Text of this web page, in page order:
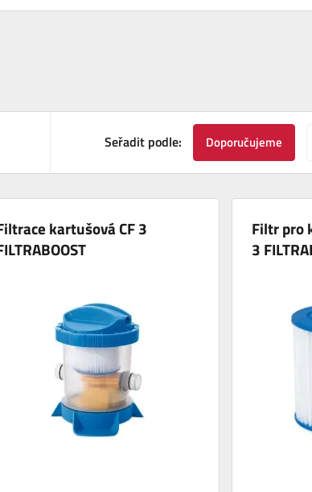
Seřadit podle: Doporučujeme
kartušová CF 3
Filtr pro
3